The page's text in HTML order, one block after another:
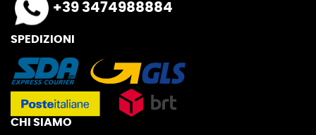
+39 3474988884
SPEDIZIONI
CHI SIAMO